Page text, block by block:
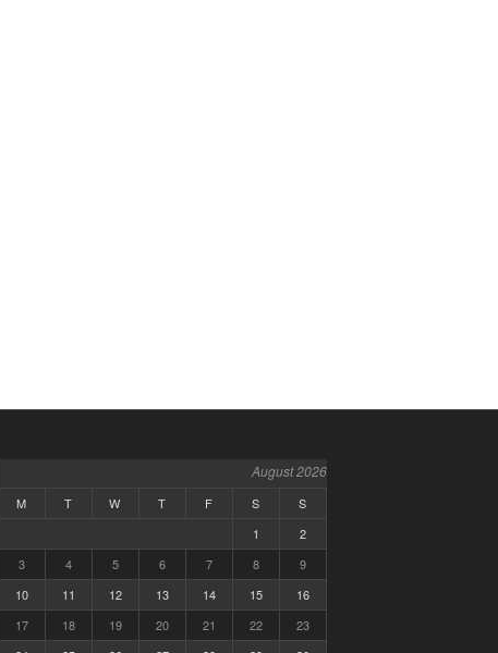
August 2026
M T W T F S
S
1
2
3
4 5 6 7 8
9
10
11 12 13 14 15
16
17
18 19 20 21 22
23